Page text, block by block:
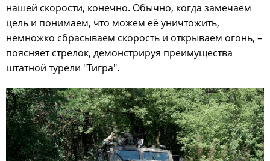
нашей скорости, конечно. Обычно, когда замечаем
цель и понимаем, что можем её уничтожить,
немножко сбрасываем скорость и открываем огонь, –
поясняет стрелок, демонстрируя преимущества
штатной турели "Тигра".